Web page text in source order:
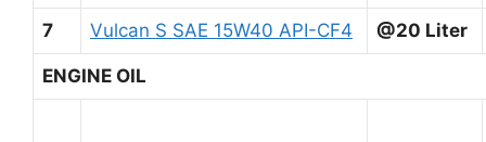
7 Vulcan S SAE 15W40 API-CF4 @20 Liter
ENGINE OIL